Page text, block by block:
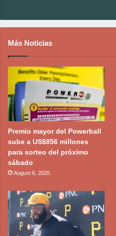
Más Noticias
Premio mayor del Powerball
sube a US$856 millones
para sorteo del próximo
sábado
August 6, 2026